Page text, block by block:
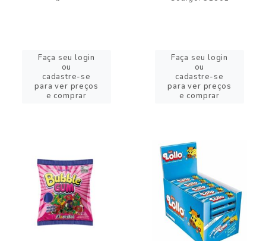
Faça seu login
ou
cadastre-se
para ver preços
e comprar
Faça seu login
ou
cadastre-se
para ver preços
e comprar